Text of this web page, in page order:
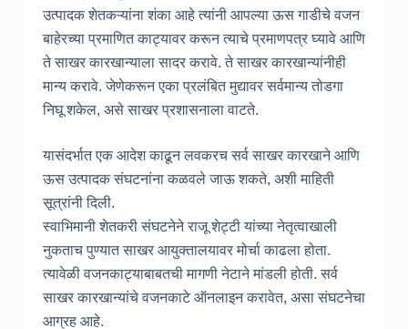
उत्पादक शेतकऱ्यांना शंका आहे त्यांनी आपल्या ऊस गाडीचे वजन
बाहेरच्या प्रमाणित काट्यावर करून त्याचे प्रमाणपत्र घ्यावे आणि
ते साखर कारखान्याला सादर करावे. ते साखर कारखान्यांनीही
मान्य करावे. जेणेकरून एका प्रलंबित मुद्यावर सर्वमान्य तोडगा
निघू शकेल, असे साखर प्रशासनाला वाटते.
यासंदर्भात एक आदेश काढून लवकरच सर्व साखर कारखाने आणि
ऊस उत्पादक संघटनांना कळवले जाऊ शकते, अशी माहिती
सूत्रांनी दिली.
स्वाभिमानी शेतकरी संघटनेने राजू शेट्टी यांच्या नेतृत्वाखाली
नुकताच पुण्यात साखर आयुक्तालयावर मोर्चा काढला होता.
त्यावेळी वजनकाट्याबाबतची मागणी नेटाने मांडली होती. सर्व
साखर कारखान्यांचे वजनकाटे ऑनलाइन करावेत, असा संघटनेचा
आग्रह आहे.